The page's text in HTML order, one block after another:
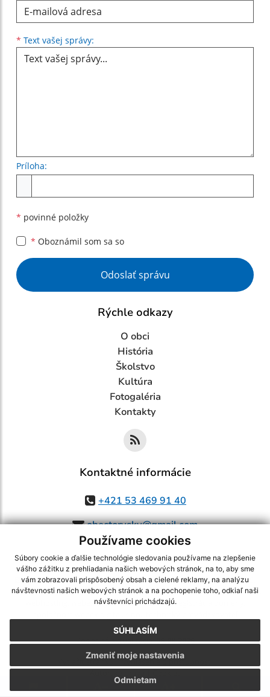
Používame cookies
Súbory cookie a ďalšie technológie sledovania používame na zlepšenie
vášho zážitku z prehliadania našich webových stránok, na to, aby sme
vám zobrazovali prispôsobený obsah a cielené reklamy, na analýzu
návštevnosti našich webových stránok a na pochopenie toho, odkiaľ naši
návštevníci prichádzajú.
SÚHLASÍM
Odmietam
Zmeniť moje nastavenia
* Text vašej správy:
Príloha:
* povinné položky
* Oboznámil som sa so
Google reCaptcha Response
Odoslať správu
Rýchle odkazy
O obci
História
Školstvo
Kultúra
Fotogaléria
Kontakty
Kontaktné informácie
+421 53 469 91 40
obectorysky@gmail.com
využite možnosť získavania aktuálnych informácií s využitím RSS
CMS systém (redakčný) systém ECHELON 2,Mapa stránok,web portál
webex.digital, s.r.o.,domény,registrácia domény
Posledná aktualizácia:06.08.2026
Vytlačiť stránku|Vyhlásenie o prístupnosti